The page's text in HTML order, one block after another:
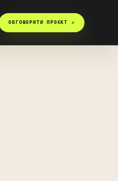
ОБГОВОРИТИ ПРОЄКТ ↗︎